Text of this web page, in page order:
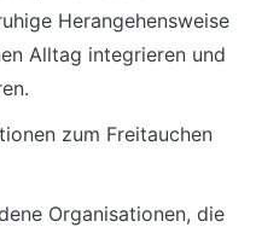
Herangehensweise
Alltag integrieren und
zum Freitauchen
Organisationen, die